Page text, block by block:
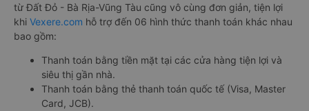
từ Đất Đỏ - Bà Rịa-Vũng Tàu cũng vô cùng đơn giản, tiện lợi
khi Vexere.com hỗ trợ đến 06 hình thức thanh toán khác nhau
bao gồm:
Thanh toán bằng tiền mặt tại các cửa hàng tiện lợi và
siêu thị gần nhà.
Thanh toán bằng thẻ thanh toán quốc tế (Visa, Master
Card, JCB).